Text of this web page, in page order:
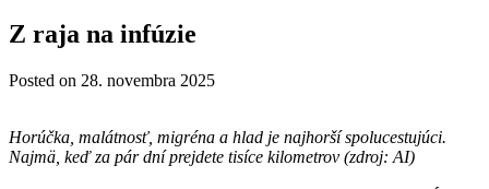
Z raja na infúzie
Posted on 28. novembra 2025
Horúčka, malátnosť, migréna a hlad je najhorší spolucestujúci.
Najmä, keď za pár dní prejdete tisíce kilometrov (zdroj: AI)